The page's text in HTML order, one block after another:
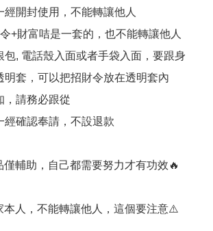
經開封使用，不能轉讓他人
+財富咭是一套的，也不能轉讓他人
包, 電話殼入面或者手袋入面，要跟身
明套，可以把招財令放在透明套內
，請務必跟從
經確認奉請，不設退款
輔助，自己都需要努力才有功效🔥
人，不能轉讓他人，這個要注意⚠️